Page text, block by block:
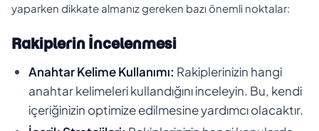
yaparken dikkate almanız gereken bazı önemli noktalar:
Rakiplerin İncelenmesi
Anahtar Kelime Kullanımı: Rakiplerinizin hangi
anahtar kelimeleri kullandığını inceleyin. Bu, kendi
içeriğinizin optimize edilmesine yardımcı olacaktır.